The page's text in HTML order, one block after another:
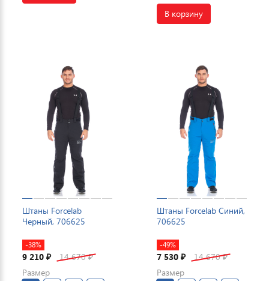
В корзину
Штаны Forcelab
Черный, 706625
-38%
9 210 ₽ 14 670₽
Размер
Штаны Forcelab Синий,
706625
-49%
7 530 ₽ 14 670₽
Размер